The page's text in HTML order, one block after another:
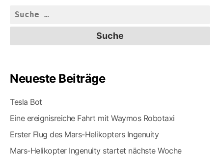
Suche
nach:
Neueste Beiträge
Tesla Bot
Eine ereignisreiche Fahrt mit Waymos Robotaxi
Erster Flug des Mars-Helikopters Ingenuity
Mars-Helikopter Ingenuity startet nächste Woche